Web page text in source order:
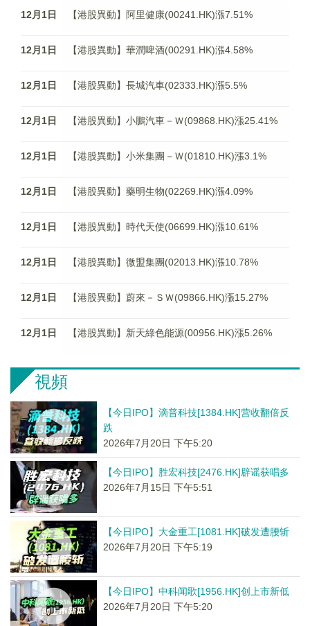
12月1日 【港股異動】阿里健康(00241.HK)漲7.51%
12月1日 【港股異動】華潤啤酒(00291.HK)漲4.58%
12月1日 【港股異動】長城汽車(02333.HK)漲5.5%
12月1日 【港股異動】小鵬汽車－Ｗ(09868.HK)漲25.41%
12月1日 【港股異動】小米集團－Ｗ(01810.HK)漲3.1%
12月1日 【港股異動】藥明生物(02269.HK)漲4.09%
12月1日 【港股異動】時代天使(06699.HK)漲10.61%
12月1日 【港股異動】微盟集團(02013.HK)漲10.78%
12月1日 【港股異動】蔚來－ＳＷ(09866.HK)漲15.27%
12月1日 【港股異動】新天綠色能源(00956.HK)漲5.26%
視頻
【今日IPO】滴普科技[1384.HK]营收翻倍反
跌
2026年7月20日 下午5:20
【今日IPO】胜宏科技[2476.HK]辟谣获唱多
2026年7月15日 下午5:51
【今日IPO】大金重工[1081.HK]破发遭腰斩
2026年7月20日 下午5:19
【今日IPO】中科闻歌[1956.HK]创上市新低
2026年7月20日 下午5:20